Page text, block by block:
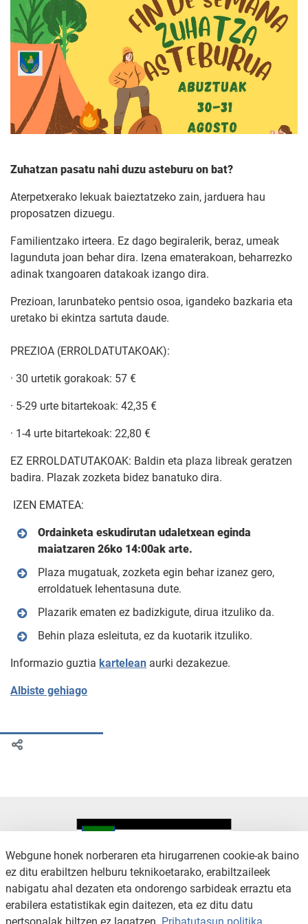
Zuhatzan pasatu nahi duzu asteburu on bat?
Aterpetxerako lekuak baieztatzeko zain, jarduera hau
proposatzen dizuegu.
Familientzako irteera. Ez dago begiralerik, beraz, umeak
lagunduta joan behar dira. Izena ematerakoan, beharrezko
adinak txangoaren datakoak izango dira.
Prezioan, larunbateko pentsio osoa, igandeko bazkaria eta
uretako bi ekintza sartuta daude.
PREZIOA (ERROLDATUTAKOAK):
· 30 urtetik gorakoak: 57 €
· 5-29 urte bitartekoak: 42,35 €
· 1-4 urte bitartekoak: 22,80 €
EZ ERROLDATUTAKOAK: Baldin eta plaza libreak geratzen
badira. Plazak zozketa bidez banatuko dira.
IZEN EMATEA:
Ordainketa eskudirutan udaletxean eginda
maiatzaren 26ko 14:00ak arte.
Plaza mugatuak, zozketa egin behar izanez gero,
erroldatuek lehentasuna dute.
Plazarik ematen ez badizkigute, dirua itzuliko da.
Behin plaza esleituta, ez da kuotarik itzuliko.
Informazio guztia kartelean aurki dezakezue.
Albiste gehiago
Webgune honek norberaren eta hirugarrenen cookie-ak baino
ez ditu erabiltzen helburu teknikoetarako, erabiltzaileek
nabigatu ahal dezaten eta ondorengo sarbideak erraztu eta
erabilera estatistikak egin daitezen, eta ez ditu datu